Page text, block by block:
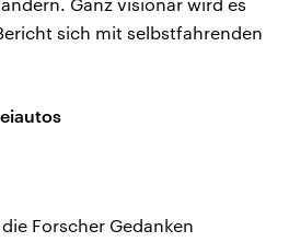
Ganz visionär wird es
sich mit selbstfahrenden
Forscher Gedanken